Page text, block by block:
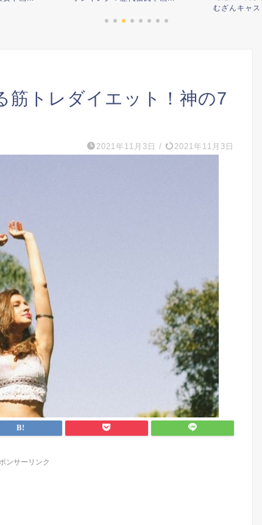
むざんキャ
筋トレダイエット！神の7
2021年11月3日 / 2021年11月3日
ンサーリンク